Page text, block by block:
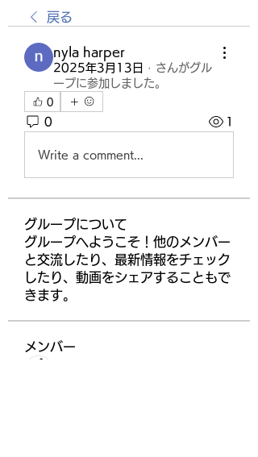
戻る
nyla harper
2025年3月13日 · さんがグル
ープに参加しました。
0
0 1
Write a comment...
グループについて
グループへようこそ！他のメンバー
と交流したり、最新情報をチェック
したり、動画をシェアすることもで
きます。
メンバー